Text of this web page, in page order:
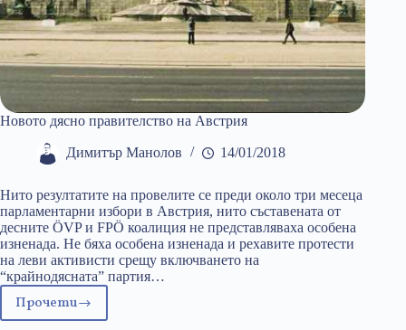
Новото дясно правителство на Австрия
Димитър Манолов 14/01/2018
Нито резултатите на провелите се преди около три месеца
парламентарни избори в Австрия, нито съставената от
десните ÖVP и FPÖ коалиция не представляваха особена
изненада. Не бяха особена изненада и рехавите протести
на леви активисти срещу включването на
“крайнодясната” партия…
ПрочетиНовото